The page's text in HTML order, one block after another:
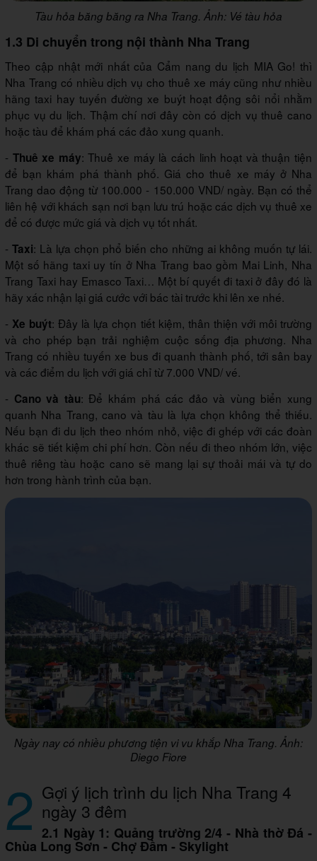
Tàu hỏa băng băng ra Nha Trang. Ảnh: Vé tàu hỏa
1.3 Di chuyển trong nội thành Nha Trang
Theo cập nhật mới nhất của Cẩm nang du lịch MIA Go! thì
Nha Trang có nhiều dịch vụ cho thuê xe máy cũng như nhiều
hãng taxi hay tuyến đường xe buýt hoạt động sôi nổi nhằm
phục vụ du lịch. Thậm chí nơi đây còn có dịch vụ thuê cano
hoặc tàu để khám phá các đảo xung quanh.
- Thuê xe máy: Thuê xe máy là cách linh hoạt và thuận tiện
để bạn khám phá thành phố. Giá cho thuê xe máy ở Nha
Trang dao động từ 100.000 - 150.000 VND/ ngày. Bạn có thể
liên hệ với khách sạn nơi bạn lưu trú hoặc các dịch vụ thuê xe
để có được mức giá và dịch vụ tốt nhất.
- Taxi: Là lựa chọn phổ biến cho những ai không muốn tự lái.
Một số hãng taxi uy tín ở Nha Trang bao gồm Mai Linh, Nha
Trang Taxi hay Emasco Taxi… Một bí quyết đi taxi ở đây đó là
hãy xác nhận lại giá cước với bác tài trước khi lên xe nhé.
- Xe buýt: Đây là lựa chọn tiết kiệm, thân thiện với môi trường
và cho phép bạn trải nghiệm cuộc sống địa phương. Nha
Trang có nhiều tuyến xe bus đi quanh thành phố, tới sân bay
và các điểm du lịch với giá chỉ từ 7.000 VND/ vé.
- Cano và tàu: Để khám phá các đảo và vùng biển xung
quanh Nha Trang, cano và tàu là lựa chọn không thể thiếu.
Nếu bạn đi du lịch theo nhóm nhỏ, việc đi ghép với các đoàn
khác sẽ tiết kiệm chi phí hơn. Còn nếu đi theo nhóm lớn, việc
thuê riêng tàu hoặc cano sẽ mang lại sự thoải mái và tự do
hơn trong hành trình của bạn.
Ngày nay có nhiều phương tiện vi vu khắp Nha Trang. Ảnh:
Diego Fiore
2 Gợi ý lịch trình du lịch Nha Trang 4
ngày 3 đêm
2.1 Ngày 1: Quảng trường 2/4 - Nhà thờ Đá -
Chùa Long Sơn - Chợ Đầm - Skylight